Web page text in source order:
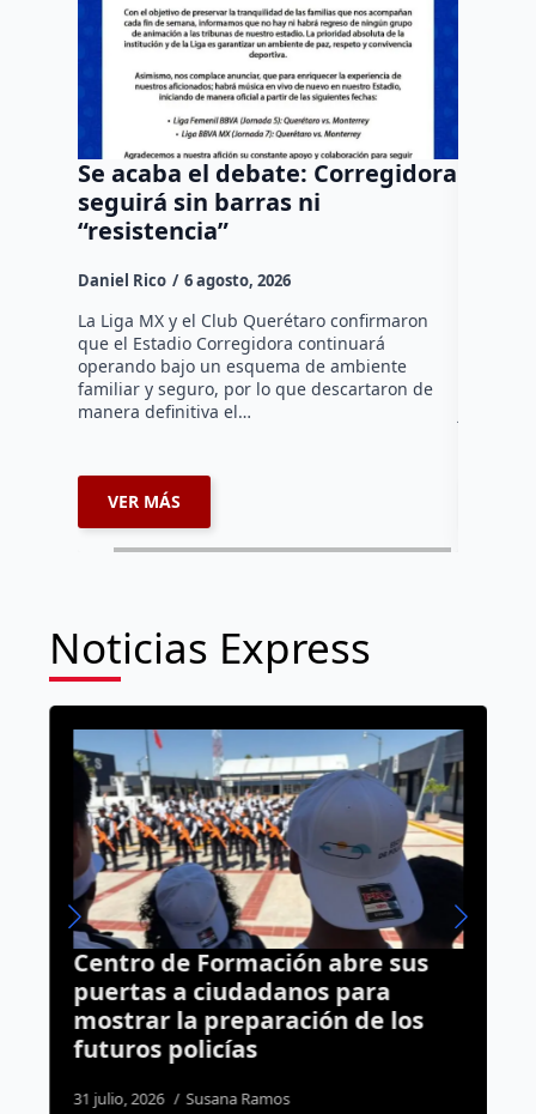
Se acaba el debate: Corregidora
seguirá sin barras ni
“resistencia”
Daniel Rico 6 agosto, 2026
La Liga MX y el Club Querétaro confirmaron
que el Estadio Corregidora continuará
operando bajo un esquema de ambiente
familiar y seguro, por lo que descartaron de
manera definitiva el…
VER MÁS
Noticias Express
Centro de Formación abre sus
puertas a ciudadanos para
mostrar la preparación de los
futuros policías
31 julio, 2026 Susana Ramos